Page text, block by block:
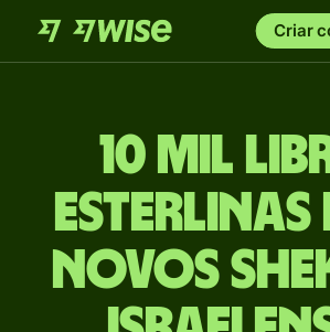
Criar
10 mil
esterlinas
Novos